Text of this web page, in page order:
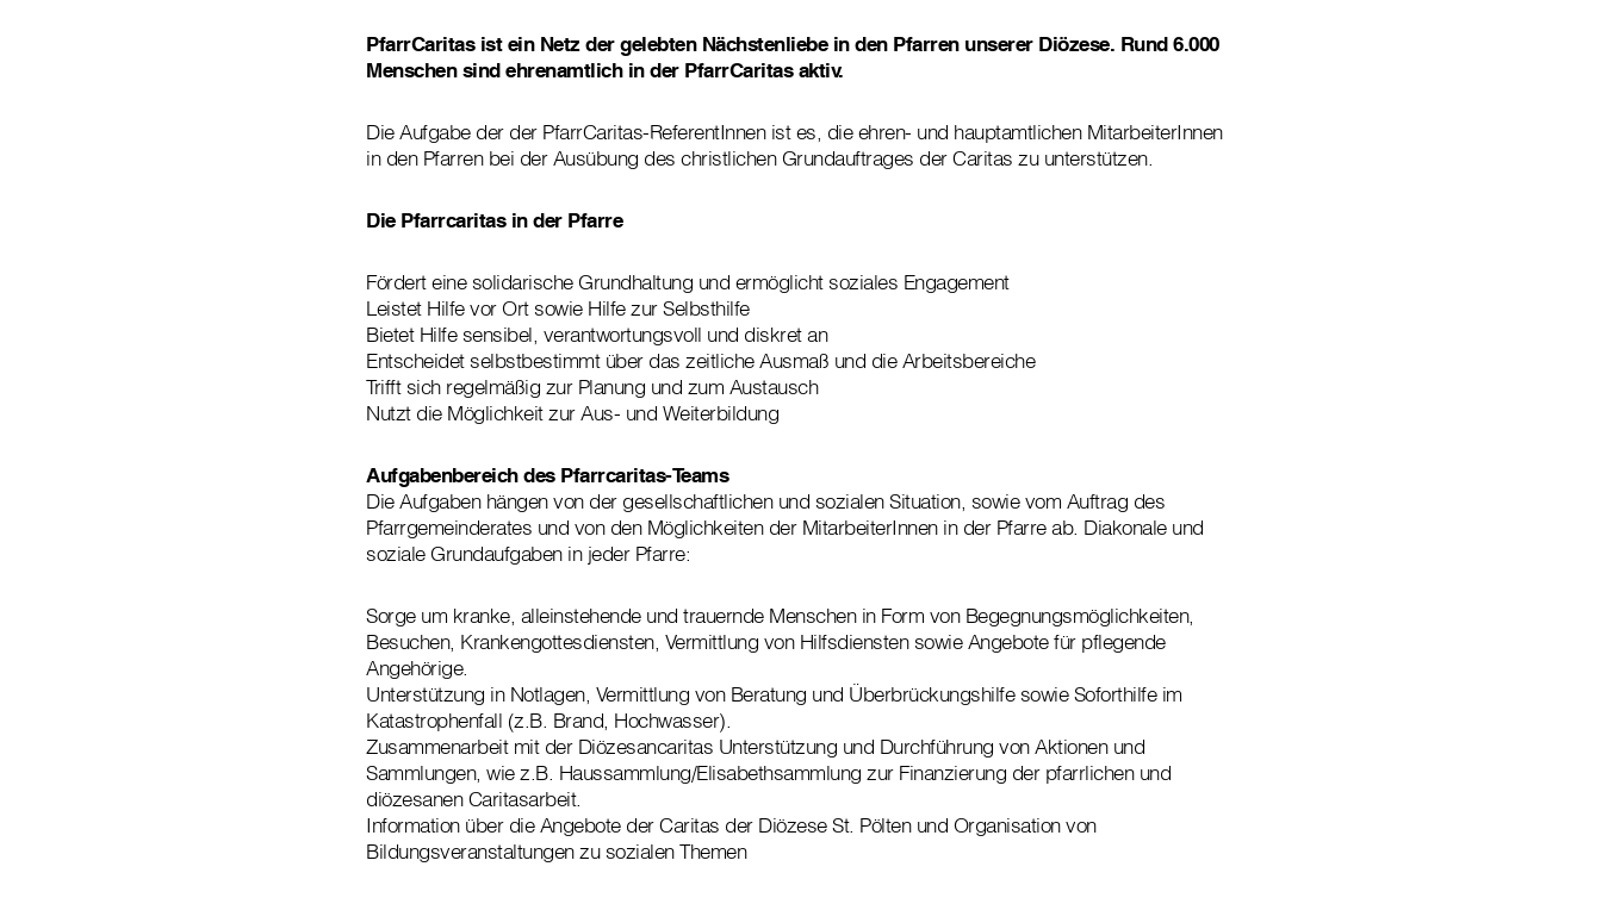
PfarrCaritas ist ein Netz der gelebten Nächstenliebe in den Pfarren unserer Diözese. Rund 6.000
Menschen sind ehrenamtlich in der PfarrCaritas aktiv.
Die Aufgabe der der PfarrCaritas-ReferentInnen ist es, die ehren- und hauptamtlichen MitarbeiterInnen
in den Pfarren bei der Ausübung des christlichen Grundauftrages der Caritas zu unterstützen.
Die Pfarrcaritas in der Pfarre
Fördert eine solidarische Grundhaltung und ermöglicht soziales Engagement
Leistet Hilfe vor Ort sowie Hilfe zur Selbsthilfe
Bietet Hilfe sensibel, verantwortungsvoll und diskret an
Entscheidet selbstbestimmt über das zeitliche Ausmaß und die Arbeitsbereiche
Trifft sich regelmäßig zur Planung und zum Austausch
Nutzt die Möglichkeit zur Aus- und Weiterbildung
Aufgabenbereich des Pfarrcaritas-Teams
Die Aufgaben hängen von der gesellschaftlichen und sozialen Situation, sowie vom Auftrag des
Pfarrgemeinderates und von den Möglichkeiten der MitarbeiterInnen in der Pfarre ab. Diakonale und
soziale Grundaufgaben in jeder Pfarre:
Sorge um kranke, alleinstehende und trauernde Menschen in Form von Begegnungsmöglichkeiten,
Besuchen, Krankengottesdiensten, Vermittlung von Hilfsdiensten sowie Angebote für pflegende
Angehörige.
Unterstützung in Notlagen, Vermittlung von Beratung und Überbrückungshilfe sowie Soforthilfe im
Katastrophenfall (z.B. Brand, Hochwasser).
Zusammenarbeit mit der Diözesancaritas Unterstützung und Durchführung von Aktionen und
Sammlungen, wie z.B. Haussammlung/Elisabethsammlung zur Finanzierung der pfarrlichen und
diözesanen Caritasarbeit.
Information über die Angebote der Caritas der Diözese St. Pölten und Organisation von
Bildungsveranstaltungen zu sozialen Themen